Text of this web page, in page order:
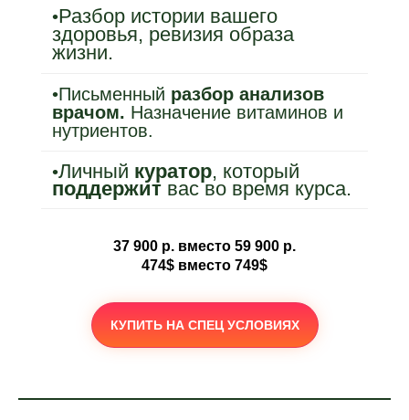
•Разбор истории вашего
здоровья, ревизия образа
жизни.
•Письменный разбор анализов
врачом. Назначение витаминов и
нутриентов.
•Личный куратор, который
поддержит вас во время курса.
37 900 р. вместо 59 900 р.
474$ вместо 749$
КУПИТЬ НА СПЕЦ УСЛОВИЯХ